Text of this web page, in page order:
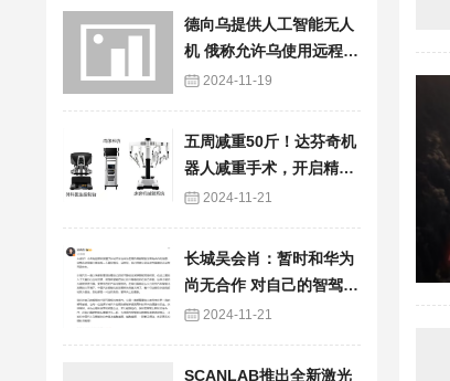
德向乌提供人工智能无人
机 俄称允许乌使用远程武
器将致局势升级
2024-11-19
五周减重50斤！达芬奇机
器人减重手术，开启精准
医疗新篇章
2024-11-21
长城吴会肖：暂时和华为
尚无合作 对自己的智驾相
当有底气
2024-11-21
SCANLAB推出全新激光